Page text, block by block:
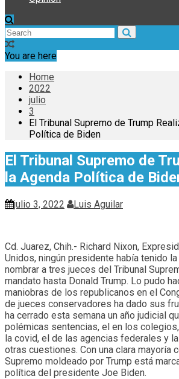
You are here
Home
2022
julio
3
El Tribunal Supremo de Trump
Política de Biden
El Tribunal Supremo de
la Agenda Política de
julio 3, 2022 Luis Aguilar
Cd. Juarez, Chih.- Richard Nixon,
Unidos, ningún presidente había tenido
nombrar a tres jueces del Tribunal
mandato hasta Donald Trump. Lo pudo
maniobras de los republicanos en el
de jueces conservadores ha dado sus
ha cerrado esta semana un año judicial
polémicas sentencias, el en los
la covid, el de las agencias federales y
otras cuestiones. Con una clara mayoría
Supremo moldeado por Trump está
política del presidente Joe Biden.